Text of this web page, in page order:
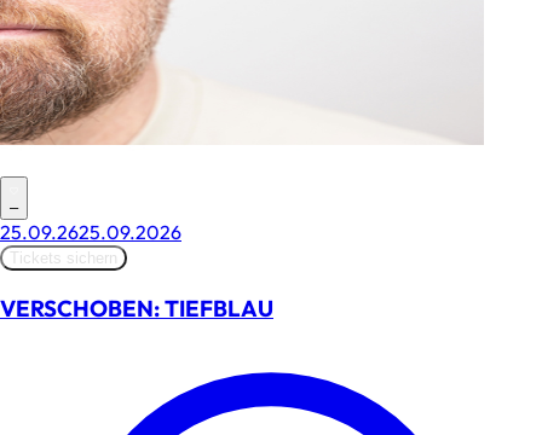
–
25.09.2625.09.2026
Tickets sichern
VERSCHOBEN: TIEFBLAU